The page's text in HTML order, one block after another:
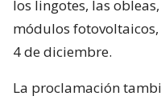
los lingotes, las
módulos
4 de diciembre.
La proclamación